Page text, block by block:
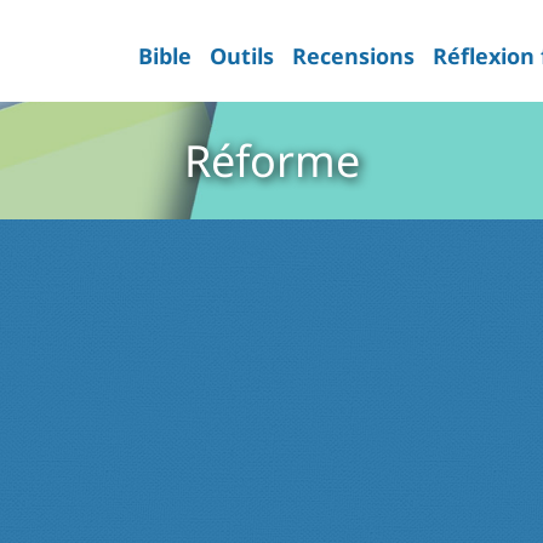
Bible Outils Recensions
Réforme